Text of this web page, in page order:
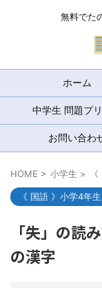
無料でた
ホーム
中学生 問題プ
お問い合わ
HOME > 小学生 >
《 国語 》小学4年生
「失」の読
の漢字